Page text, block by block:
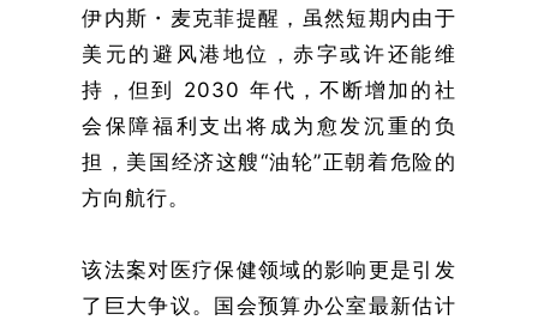
伊内斯・麦克菲提醒，虽然短期内由于
美元的避风港地位，赤字或许还能维
持，但到 2030 年代，不断增加的社
会保障福利支出将成为愈发沉重的负
担，美国经济这艘“油轮”正朝着危险的
方向航行。
该法案对医疗保健领域的影响更是引发
了巨大争议。国会预算办公室最新估计